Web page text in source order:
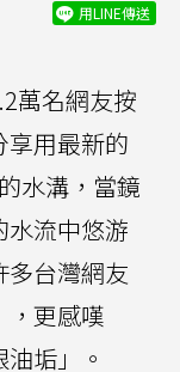
用LINE傳送
萬名網友按
享用最新的
水溝，當鏡
水流中悠游
多台灣網友
，更感嘆
垢」。